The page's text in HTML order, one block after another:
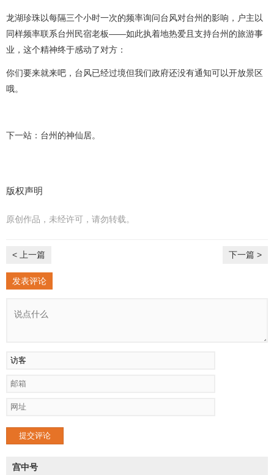
龙湖珍珠以每隔三个小时一次的频率询问台风对台州的影响，户主以
同样频率联系台州民宿老板——如此执着地热爱且支持台州的旅游事
业，这个精神终于感动了对方：
你们要来就来吧，台风已经过境但我们政府还没有通知可以开放景区
哦。
下一站：台州的神仙居。
版权声明
原创作品，未经许可，请勿转载。
< 上一篇 下一篇 >
发表评论
提交评论
宫中号